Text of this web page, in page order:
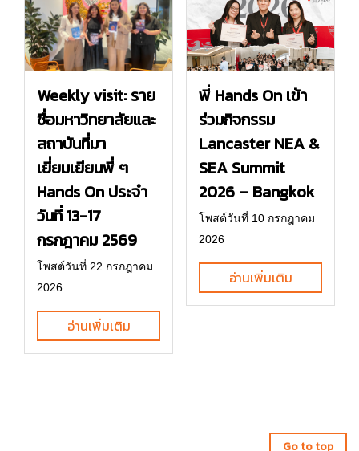
Weekly visit: ราย
ชื่อมหาวิทยาลัยและ
สถาบันที่มา
เยี่ยมเยียนพี่ ๆ
Hands On ประจำ
วันที่ 13-17
กรกฎาคม 2569
โพสต์วันที่ 22 กรกฎาคม
2026
อ่านเพิ่มเติม
พี่ Hands On เข้า
ร่วมกิจกรรม
Lancaster NEA &
SEA Summit
2026 – Bangkok
โพสต์วันที่ 10 กรกฎาคม
2026
อ่านเพิ่มเติม
Go to top